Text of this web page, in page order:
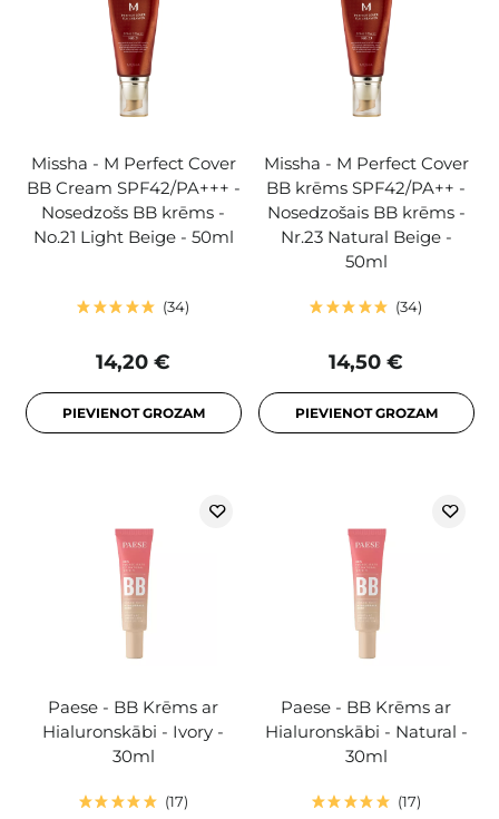
Missha - M Perfect Cover
BB Cream SPF42/PA+++ -
Nosedzošs BB krēms -
No.21 Light Beige - 50ml
34
14,20 €
PIEVIENOT GROZAM
Missha - M Perfect Cover
BB krēms SPF42/PA++ -
Nosedzošais BB krēms -
Nr.23 Natural Beige -
50ml
34
14,50 €
PIEVIENOT GROZAM
Paese - BB Krēms ar
Hialuronskābi - Ivory -
30ml
17
Paese - BB Krēms ar
Hialuronskābi - Natural -
30ml
17